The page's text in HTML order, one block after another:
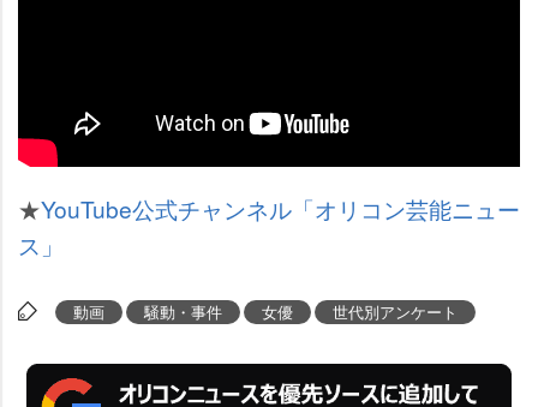
★YouTube公式チャンネル「オリコン芸能ニュー
ス」
動画 騒動・事件 女優 世代別アンケート